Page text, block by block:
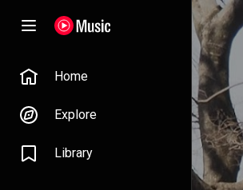
Home
Explore
Library